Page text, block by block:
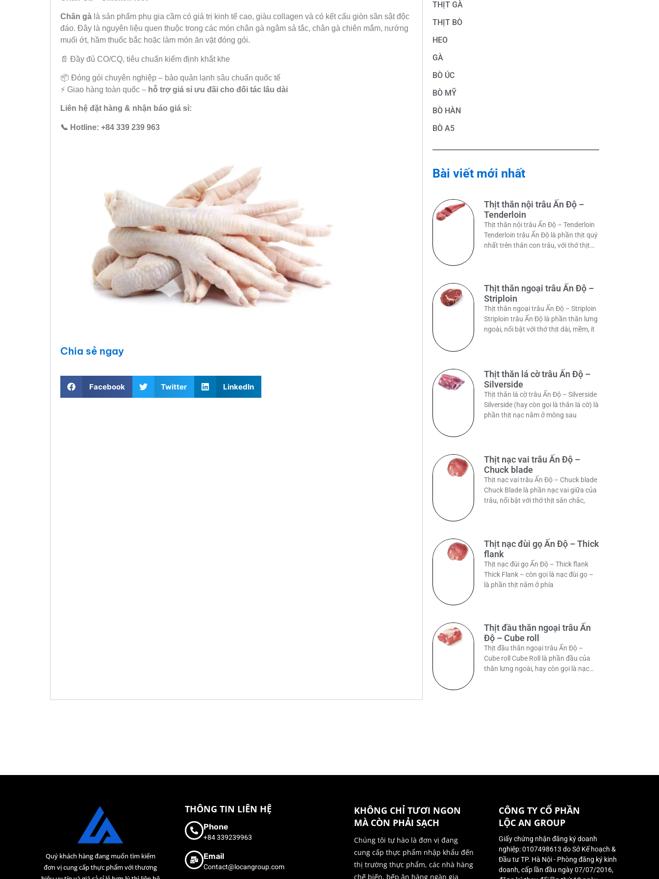
Chân gà là sản phẩm phụ gia cầm có giá trị kinh tế cao, giàu collagen và có kết cấu giòn sần sật độc
đáo. Đây là nguyên liệu quen thuộc trong các món chân gà ngâm sả tắc, chân gà chiên mắm, nướng
muối ớt, hầm thuốc bắc hoặc làm món ăn vặt đóng gói.
📄 Đầy đủ CO/CQ, tiêu chuẩn kiểm định khắt khe
📦 Đóng gói chuyên nghiệp – bảo quản lạnh sâu chuẩn quốc tế
⚡ Giao hàng toàn quốc – hỗ trợ giá sỉ ưu đãi cho đối tác lâu dài
Liên hệ đặt hàng & nhận báo giá sỉ:
📞 Hotline: +84 339 239 963
Chia sẻ ngay
Facebook Twitter LinkedIn
THỊT GÀ
THỊT BÒ
HEO
GÀ
BÒ ÚC
BÒ MỸ
BÒ HÀN
BÒ A5
Bài viết mới nhất
Thịt thăn nội trâu Ấn Độ –
Tenderloin
Thịt thăn nội trâu Ấn Độ – Tenderloin
Tenderloin trâu Ấn Độ là phần thịt quý
nhất trên thân con trâu, với thớ thịt
Thịt thăn ngoại trâu Ấn Độ –
Striploin
Thịt thăn ngoại trâu Ấn Độ – Striploin
Striploin trâu Ấn Độ là phần thăn lưng
ngoài, nổi bật với thớ thịt dài, mềm, ít
Thịt thăn lá cờ trâu Ấn Độ –
Silverside
Thịt thăn lá cờ trâu Ấn Độ – Silverside
Silverside (hay còn gọi là thăn lá cờ) là
phần thịt nạc nằm ở mông sau
Thịt nạc vai trâu Ấn Độ –
Chuck blade
Thịt nạc vai trâu Ấn Độ – Chuck blade
Chuck Blade là phần nạc vai giữa của
trâu, nổi bật với thớ thịt săn chắc,
Thịt nạc đùi gọ Ấn Độ – Thick
flank
Thịt nạc đùi gọ Ấn Độ – Thick flank
Thick Flank – còn gọi là nạc đùi gọ –
là phần thịt nằm ở phía
Thịt đầu thăn ngoại trâu Ấn
Độ – Cube roll
Thịt đầu thăn ngoại trâu Ấn Độ –
Cube roll Cube Roll là phần đầu của
thăn lưng ngoài, hay còn gọi là nạc
Quý khách hàng đang muốn tìm kiếm
đơn vị cung cấp thực phẩm với thương
THÔNG TIN LIÊN HỆ
Phone
+84 339239963
Email
Contact@locangroup.com
KHÔNG CHỈ TƯƠI NGON
MÀ CÒN PHẢI SẠCH
Chúng tôi tự hào là đơn vị đang
cung cấp thực phẩm nhập khẩu đến
thị trường thực phẩm, các nhà hàng
chế biến, bếp ăn hàng ngàn gia
CÔNG TY CỔ PHẦN
LỘC AN GROUP
Giấy chứng nhận đăng ký doanh
nghiệp: 0107498613 do Sở Kế hoạch &
Đầu tư TP. Hà Nội - Phòng đăng ký kinh
doanh, cấp lần đầu ngày 07/07/2016,